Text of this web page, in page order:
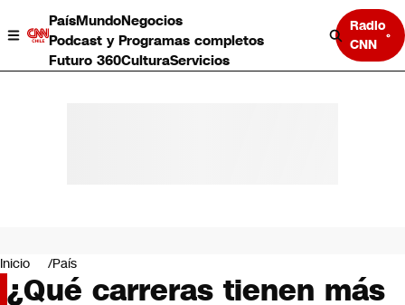
PaísMundoNegocios
Podcast y Programas completos
Futuro 360CulturaServicios
Radio
CNN
Negocios
Deportes
Inicio País
¿Qué carreras tienen más